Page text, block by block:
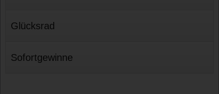
Glücksrad
Sofortgewinne